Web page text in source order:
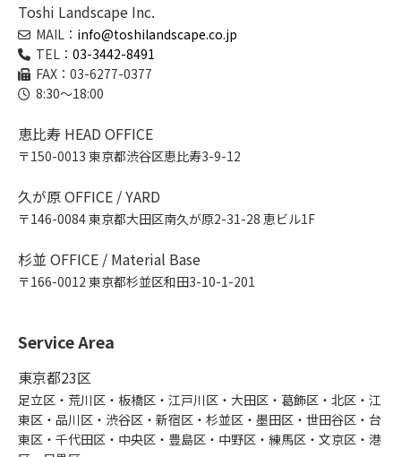
Toshi Landscape Inc.
MAIL： info@toshilandscape.co.jp
TEL： 03-3442-8491
FAX：03-6277-0377
8:30～18:00
恵比寿 HEAD OFFICE
〒150-0013 東京都渋谷区恵比寿3-9-12
久が原 OFFICE / YARD
〒146-0084 東京都大田区南久が原2-31-28 恵ビル1F
杉並 OFFICE / Material Base
〒166-0012 東京都杉並区和田3-10-1-201
Service Area
東京都23区
足立区・荒川区・板橋区・江戸川区・大田区・葛飾区・北区・江
東区・品川区・渋谷区・新宿区・杉並区・墨田区・世田谷区・台
東区・千代田区・中央区・豊島区・中野区・練馬区・文京区・港